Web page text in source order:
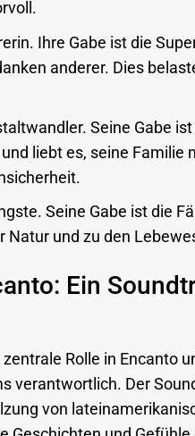
Ihre Gabe ist die
anderer. Dies
Seine Gabe
liebt es, seine
Seine Gabe ist die
Natur und zu den
Ein
Rolle in Encanto
verantwortlich. Der
von